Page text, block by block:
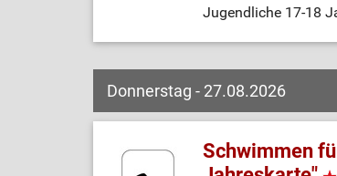
Jugendliche 17-18
Donnerstag - 27.08.2026
Schwimmen